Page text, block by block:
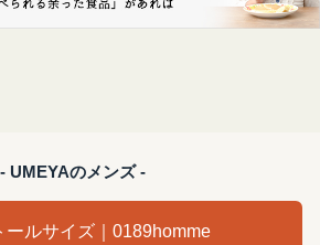
- UMEYAのメンズ -
ールサイズ｜0189homme